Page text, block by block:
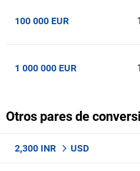
100 000 EUR
1 000 000 EUR
Otros pares de
2,300 INR USD